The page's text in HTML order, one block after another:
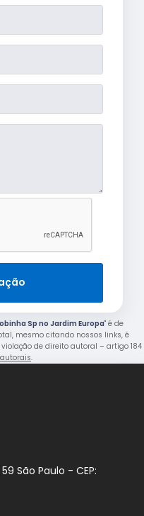
Sp no Jardim Europa" é de
mesmo citando nossos links, é
de direito autoral – artigo 184
.
São Paulo - CEP: